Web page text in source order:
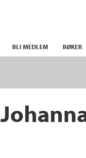
BLI MEDLEM BØKER